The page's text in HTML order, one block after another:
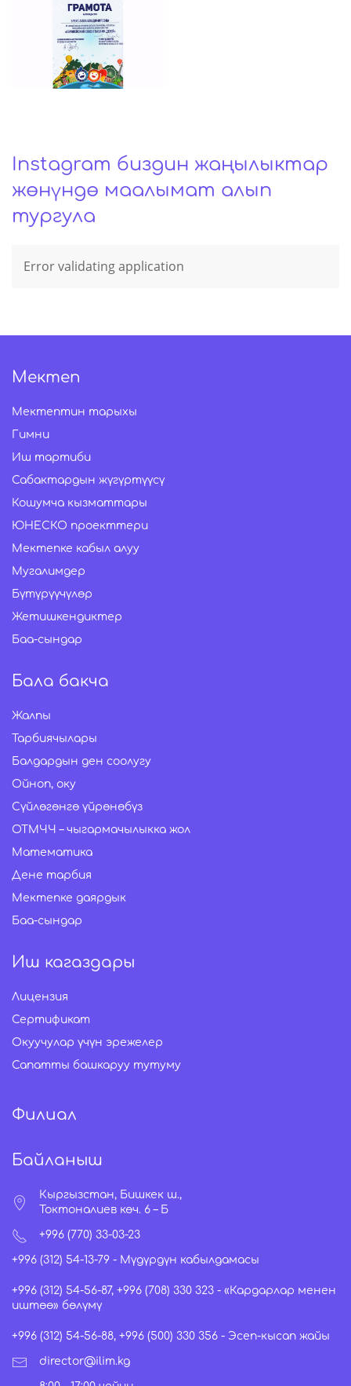
Instagram биздин жаңылыктар
жѳнүндѳ маалымат алып
тургула
Error validating application
Мектеп
Мектептин тарыхы
Гимни
Иш тартиби
Сабактардын жүгүртүүсү
Кошумча кызматтары
ЮНЕСКО проекттери
Мектепке кабыл алуу
Мугалимдер
Бүтүрүүчүлөр
Жетишкендиктер
Баа-сындар
Бала бакча
Жалпы
Тарбиячылары
Балдардын ден соолугу
Ойноп, оку
Сүйлөгөнгө үйрөнөбүз
ОТМЧЧ – чыгармачылыкка жол
Математика
Дене тарбия
Мектепке даярдык
Баа-сындар
Иш кагаздары
Лицензия
Сертификат
Окуучулар үчүн эрежелер
Сапатты башкаруу тутуму
Филиал
Байланыш
Кыргызстан, Бишкек ш.,
Токтоналиев көч. 6 – Б
+996 (770) 33-03-23
+996 (312) 54-13-79 - Мүдүрдүн кабылдамасы
+996 (312) 54-56-87, +996 (708) 330 323 - «Кардарлар менен
иштөө» бөлүмү
+996 (312) 54-56-88, +996 (500) 330 356 - Эсеп-кысап жайы
director@ilim.kg